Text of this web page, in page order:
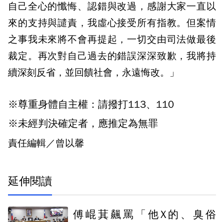
自己全心的懺悔、認錯與改過，感謝大家一直以
來的支持與譴責，我虛心接受所有指教。但案情
之事我未來將不會再提起，一切交由司法做最後
裁定。再次對自己過去的錯誤深深致歉，我將持
續深刻反省，並回饋社會，永遠悔改。」
※尊重身體自主權：請撥打113、110
※未經判決確定者，應推定為無罪
責任編輯／曾以馨
延伸閱讀
傅崐萁飆罵「他X的、臭俗